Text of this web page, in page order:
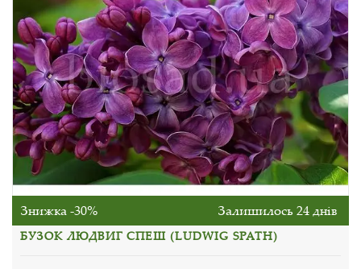
Знижка -30% Залишилось 24 днів
БУЗОК ЛЮДВИГ СПЕШ (LUDWIG SPATH)